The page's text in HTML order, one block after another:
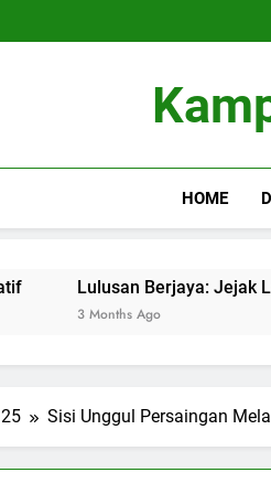
HOME
Lulusan Berjaya: Jejak Langkah
3 Months Ago
25 Sisi Unggul Persaingan